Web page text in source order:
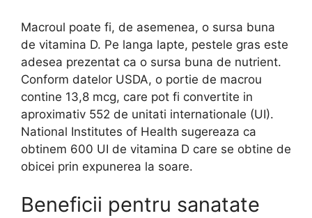
Macroul poate fi, de asemenea, o sursa buna
de vitamina D. Pe langa lapte, pestele gras este
adesea prezentat ca o sursa buna de nutrient.
Conform datelor USDA, o portie de macrou
contine 13,8 mcg, care pot fi convertite in
aproximativ 552 de unitati internationale (UI).
National Institutes of Health sugereaza ca
obtinem 600 UI de vitamina D care se obtine de
obicei prin expunerea la soare.
Beneficii pentru sanatate